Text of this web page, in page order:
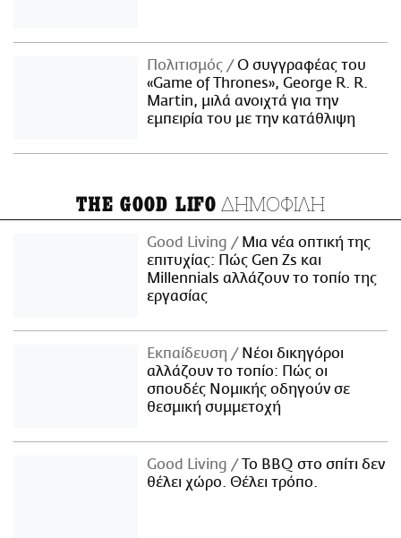
Πολιτισμός
Ο συγγραφέας του
«Game of Thrones», George R. R.
Martin, μιλά ανοιχτά για την
εμπειρία του με την κατάθλιψη
THE GOOD LIFO ΔΗΜΟΦΙΛΗ
Good Living
Μια νέα οπτική της
επιτυχίας: Πώς Gen Zs και
Millennials αλλάζουν το τοπίο της
εργασίας
Εκπαίδευση
Νέοι δικηγόροι
αλλάζουν το τοπίο: Πώς οι
σπουδές Νομικής οδηγούν σε
θεσμική συμμετοχή
Good Living
Το BBQ στο σπίτι δεν
θέλει χώρο. Θέλει τρόπο.